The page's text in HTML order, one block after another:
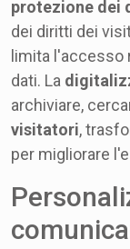
protezione dei
dei diritti dei
limita l'accesso
dati. La
archiviare,
visitatori,
per migliorare